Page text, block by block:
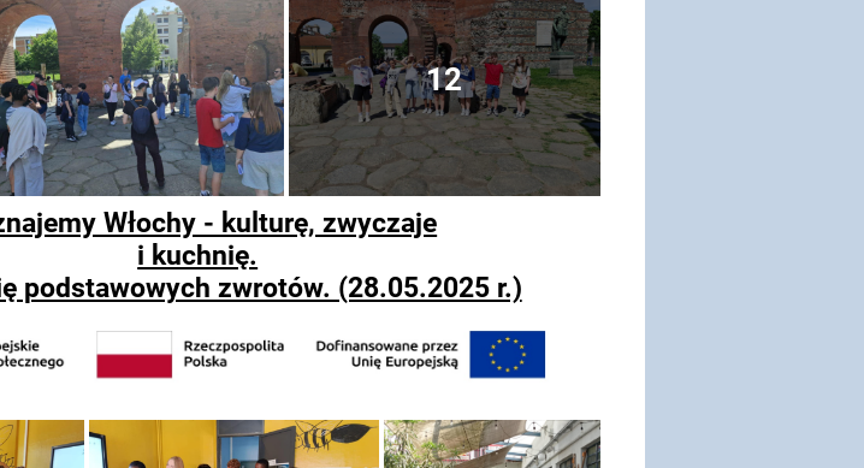
12
Włochy - kulturę, zwyczaje
i kuchnię.
podstawowych zwrotów. (28.05.2025 r.)